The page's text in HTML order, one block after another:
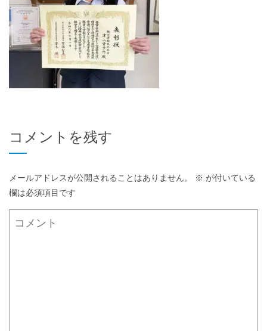
コメントを残す
メールアドレスが公開されることはありません。 ※ が付いている
欄は必須項目です